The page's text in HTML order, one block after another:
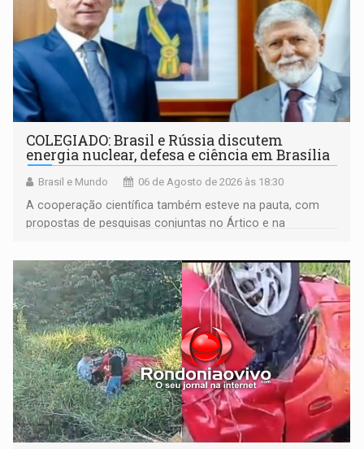
COLEGIADO: Brasil e Rússia discutem
energia nuclear, defesa e ciência em Brasília
Brasil e Mundo 06 de Agosto de 2026 às 18:30
A cooperação científica também esteve na pauta, com
propostas de pesquisas conjuntas no Ártico e na